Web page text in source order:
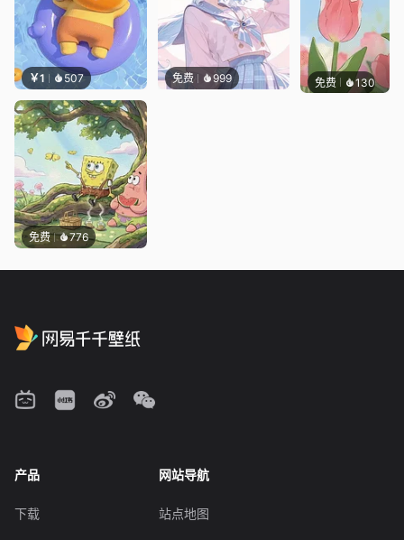
￥1 507 免费 999
免费 776
免费 130好看
产品
下载
网站导航
站点地图